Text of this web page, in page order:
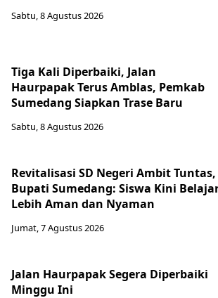
Sabtu, 8 Agustus 2026
Tiga Kali Diperbaiki, Jalan
Haurpapak Terus Amblas, Pemkab
Sumedang Siapkan Trase Baru
Sabtu, 8 Agustus 2026
Revitalisasi SD Negeri Ambit Tuntas,
Bupati Sumedang: Siswa Kini
Lebih Aman dan Nyaman
Jumat, 7 Agustus 2026
Jalan Haurpapak Segera Diperbaiki
Minggu Ini